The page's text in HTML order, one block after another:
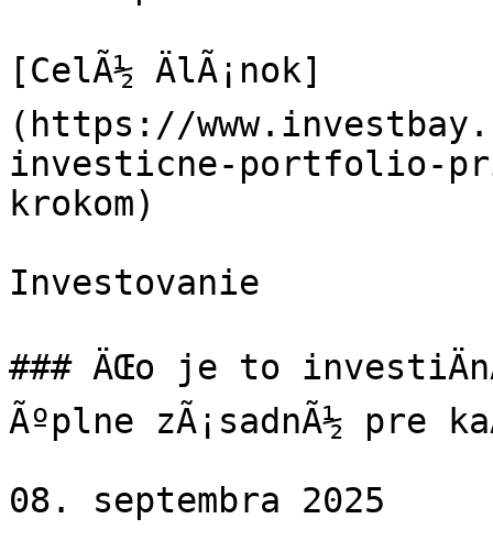
[CelÃ½ ÄlÃ¡nok]
(https://
investicne-portfolio-
krokom)
Investovanie
### ÄŒo je to
Ãºplne zÃ¡sadnÃ½ pre
08. septembra 2025